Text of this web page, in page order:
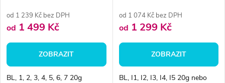
od 1 239 Kč bez DPH
od 1 499 Kč
ZOBRAZIT
BL, 1, 2, 3, 4, 5, 6, 7 20g
od 1 074 Kč bez DPH
od 1 299 Kč
ZOBRAZIT
BL, I1, I2, I3, I4, I5 20g nebo